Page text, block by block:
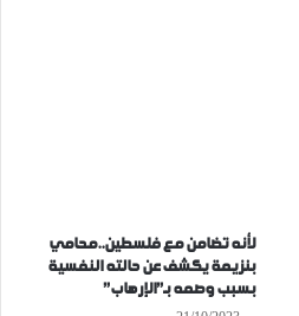
لأنه تضامن مع فلسطين..محامي
بنزيمة يكشف عن حالته النفسية
بسبب وصمه بـ”الإرهاب”